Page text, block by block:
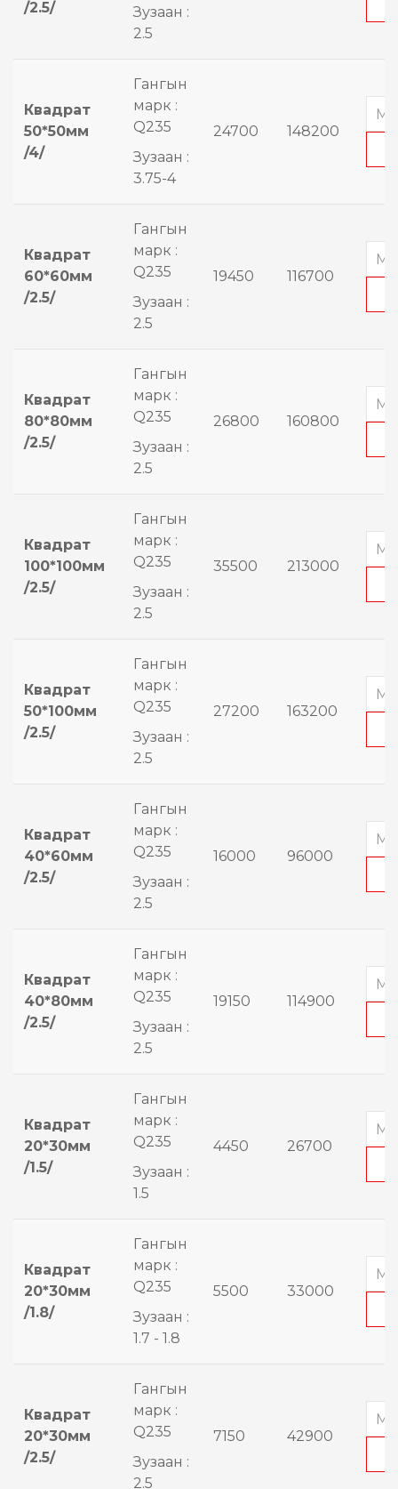
/2.5/
Зузаан :
2.5
Квадрат
50*50мм
/4/
Гангын
марк :
Q235
Зузаан :
3.75-4
24700 148200
Квадрат
60*60мм
/2.5/
Гангын
марк :
Q235
Зузаан :
2.5
19450 116700
Квадрат
80*80мм
/2.5/
Гангын
марк :
Q235
Зузаан :
2.5
26800 160800
Квадрат
100*100мм
/2.5/
Гангын
марк :
Q235
Зузаан :
2.5
35500 213000
Квадрат
50*100мм
/2.5/
Гангын
марк :
Q235
Зузаан :
2.5
27200 163200
Квадрат
40*60мм
/2.5/
Гангын
марк :
Q235
Зузаан :
2.5
16000 96000
Квадрат
40*80мм
/2.5/
Гангын
марк :
Q235
Зузаан :
2.5
19150 114900
Квадрат
20*30мм
/1.5/
Гангын
марк :
Q235
Зузаан :
1.5
4450 26700
Квадрат
20*30мм
/1.8/
Гангын
марк :
Q235
Зузаан :
1.7 - 1.8
5500 33000
Квадрат
20*30мм
/2.5/
Гангын
марк :
Q235
Зузаан :
2.5
7150 42900